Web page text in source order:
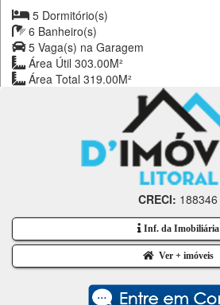
5 Dormitório(s)
6 Banheiro(s)
5 Vaga(s) na Garagem
Área Útil 303.00M²
Área Total 319.00M²
CRECI: 188346
Inf. da Imobiliária
Ver + imóveis